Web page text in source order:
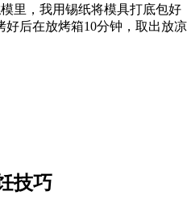
里，我用锡纸将模具打底包
好后在放烤箱10分钟，取出放
技巧